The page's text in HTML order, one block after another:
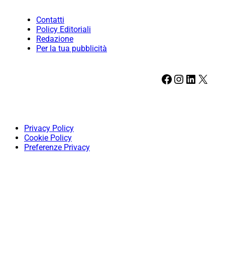
Contatti
Policy Editoriali
Redazione
Per la tua pubblicità
Facebook Instagram LinkedIn X
Privacy Policy
Cookie Policy
Preferenze Privacy